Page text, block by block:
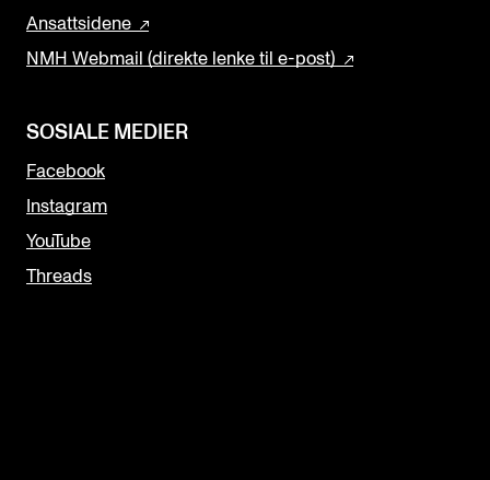
Ansattsidene
NMH Webmail (direkte lenke til e-post)
SOSIALE MEDIER
Facebook
Instagram
YouTube
Threads